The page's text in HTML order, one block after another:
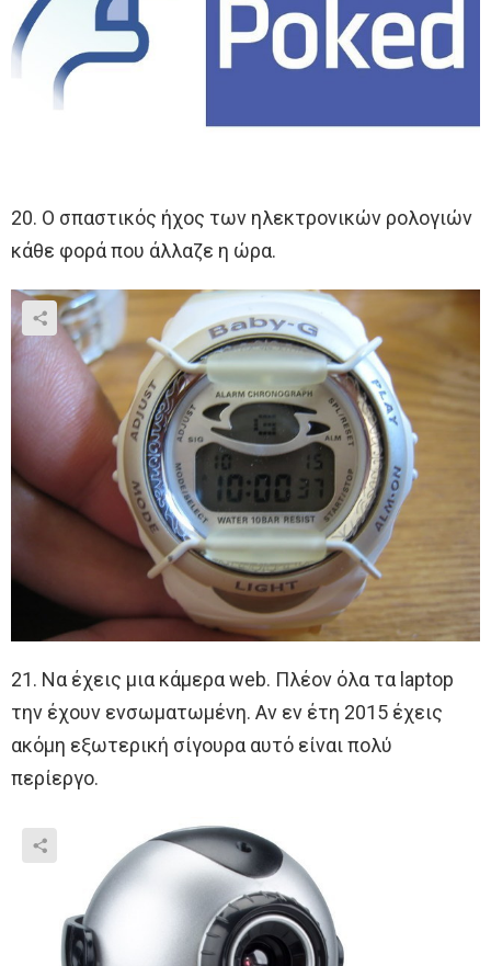
20. Ο σπαστικός ήχος των ηλεκτρονικών ρολογιών
κάθε φορά που άλλαζε η ώρα.
21. Να έχεις μια κάμερα web. Πλέον όλα τα laptop
την έχουν ενσωματωμένη. Αν εν έτη 2015 έχεις
ακόμη εξωτερική σίγουρα αυτό είναι πολύ
περίεργο.